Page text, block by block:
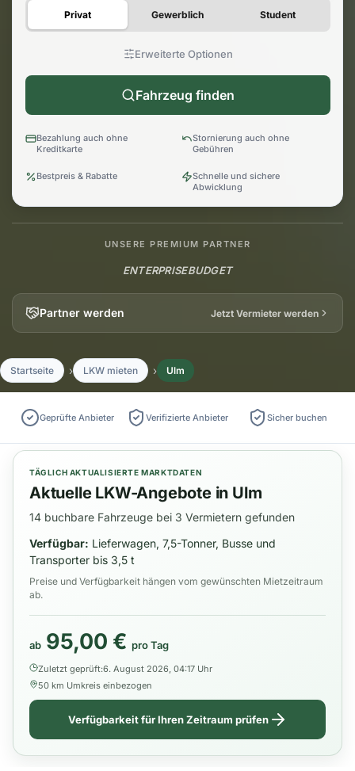
Privat Gewerblich Student
Erweiterte Optionen
Fahrzeug finden
Bezahlung auch ohne
Kreditkarte
Stornierung auch ohne
Gebühren
Bestpreis & Rabatte
Schnelle und sichere
Abwicklung
UNSERE PREMIUM PARTNER
ENTERPRISEBUDGET
Partner werden Jetzt Vermieter werden
Startseite LKW mieten Ulm
Geprüfte Anbieter Verifizierte Anbieter Sicher buchen
TÄGLICH AKTUALISIERTE MARKTDATEN
Aktuelle LKW-Angebote in Ulm
14 buchbare Fahrzeuge bei 3 Vermietern gefunden
Verfügbar: Lieferwagen, 7,5-Tonner, Busse und
Transporter bis 3,5 t
Preise und Verfügbarkeit hängen vom gewünschten Mietzeitraum
ab.
ab 95,00 € pro Tag
Zuletzt geprüft:6. August 2026, 04:17 Uhr
50 km Umkreis einbezogen
Verfügbarkeit für Ihren Zeitraum prüfen